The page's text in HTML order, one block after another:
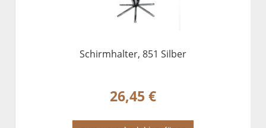
Schirmhalter, 851 Silber
26,45 €